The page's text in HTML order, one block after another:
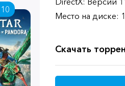
10
Место на диске:
Скачать